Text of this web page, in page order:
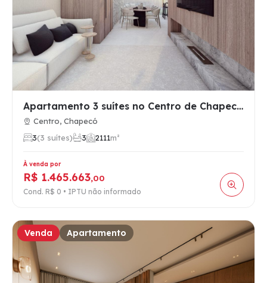
Apartamento 3 suítes no Centro de Chapecó com área de lazer …
Centro, Chapecó
3(3 suítes) 3 2111m²
À venda por
R$ 1.465.663,00
Cond. R$ 0 • IPTU não informado
Venda Apartamento